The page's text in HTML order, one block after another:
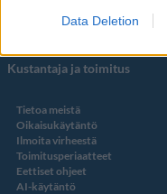
Data Deletion
Kustantaja ja toimitus
Tietoa meistä
Oikaisukäytäntö
Ilmoita virheestä
Toimitusperiaatteet
Eettiset ohjeet
AI-käytäntö